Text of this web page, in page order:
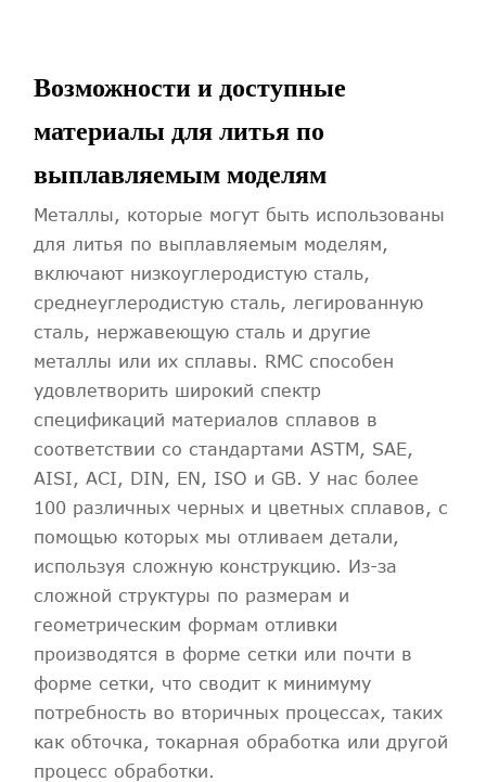
Возможности и доступные
материалы для литья по
выплавляемым моделям
Металлы, которые могут быть использованы
для литья по выплавляемым моделям,
включают низкоуглеродистую сталь,
среднеуглеродистую сталь, легированную
сталь, нержавеющую сталь и другие
металлы или их сплавы. RMC способен
удовлетворить широкий спектр
спецификаций материалов сплавов в
соответствии со стандартами ASTM, SAE,
AISI, ACI, DIN, EN, ISO и GB. У нас более
100 различных черных и цветных сплавов, с
помощью которых мы отливаем детали,
используя сложную конструкцию. Из-за
сложной структуры по размерам и
геометрическим формам отливки
производятся в форме сетки или почти в
форме сетки, что сводит к минимуму
потребность во вторичных процессах, таких
как обточка, токарная обработка или другой
процесс обработки.